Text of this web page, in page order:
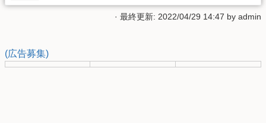
· 最終更新: 2022/04/29 14:47 by admin
(広告募集)